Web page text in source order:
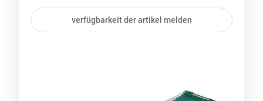
verfügbarkeit der artikel melden